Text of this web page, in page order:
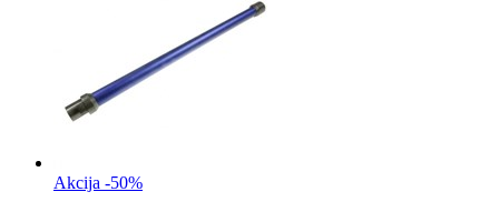
Akcija -50%